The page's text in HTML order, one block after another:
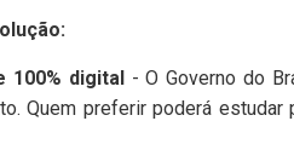
100% digital- O Governo do
Quem preferir poderá